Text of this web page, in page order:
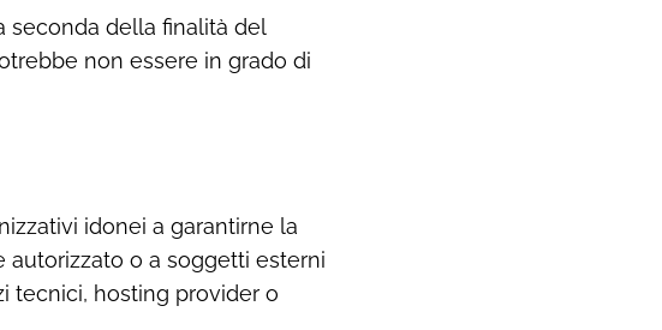
seconda della finalità del
non essere in grado di
idonei a garantirne la
autorizzato o a soggetti esterni
tecnici, hosting provider o